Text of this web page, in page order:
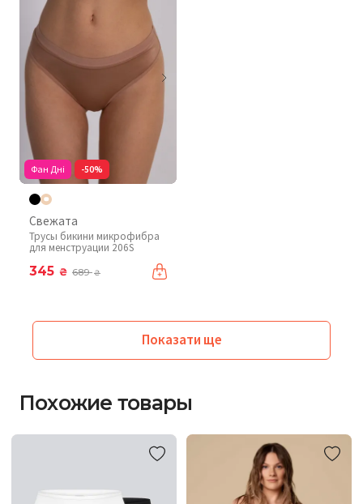
Фан Дні -50%
Свежата
Трусы бикини микрофибра
для менструации 206S
345 ₴ 689₴
Показати ще
Похожие товары